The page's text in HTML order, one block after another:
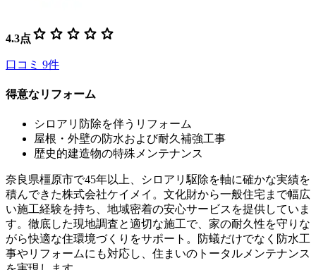
4.3点 star star star star star
口コミ 9件
得意なリフォーム
シロアリ防除を伴うリフォーム
屋根・外壁の防水および耐久補強工事
歴史的建造物の特殊メンテナンス
奈良県橿原市で45年以上、シロアリ駆除を軸に確かな実績を
積んできた株式会社ケイメイ。文化財から一般住宅まで幅広
い施工経験を持ち、地域密着の安心サービスを提供していま
す。徹底した現地調査と適切な施工で、家の耐久性を守りな
がら快適な住環境づくりをサポート。防蟻だけでなく防水工
事やリフォームにも対応し、住まいのトータルメンテナンス